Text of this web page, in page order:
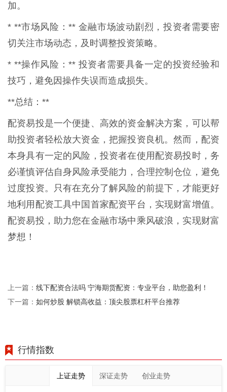
加。
* **市场风险：** 金融市场波动剧烈，投资者需要密
切关注市场动态，及时调整投资策略。
* **操作风险：** 投资者需要具备一定的投资经验和
技巧，避免因操作失误而造成损失。
**总结：**
配资易投是一个便捷、高效的资金解决方案，可以帮
助投资者轻松放大资金，把握投资良机。然而，配资
本身具有一定的风险，投资者在使用配资易投时，务
必谨慎评估自身风险承受能力，合理控制仓位，避免
过度投资。只有在充分了解风险的前提下，才能更好
地利用配资工具中国首家配资平台，实现财富增值。
配资易投，助力您在金融市场中乘风破浪，实现财富
梦想！
上一篇： 线下配资合法吗 宁海期货配资：专业平台，助您盈利！
下一篇： 如何炒股 解锁高收益：顶尖股票杠杆平台推荐
行情指数
上证走势 深证走势 创业走势